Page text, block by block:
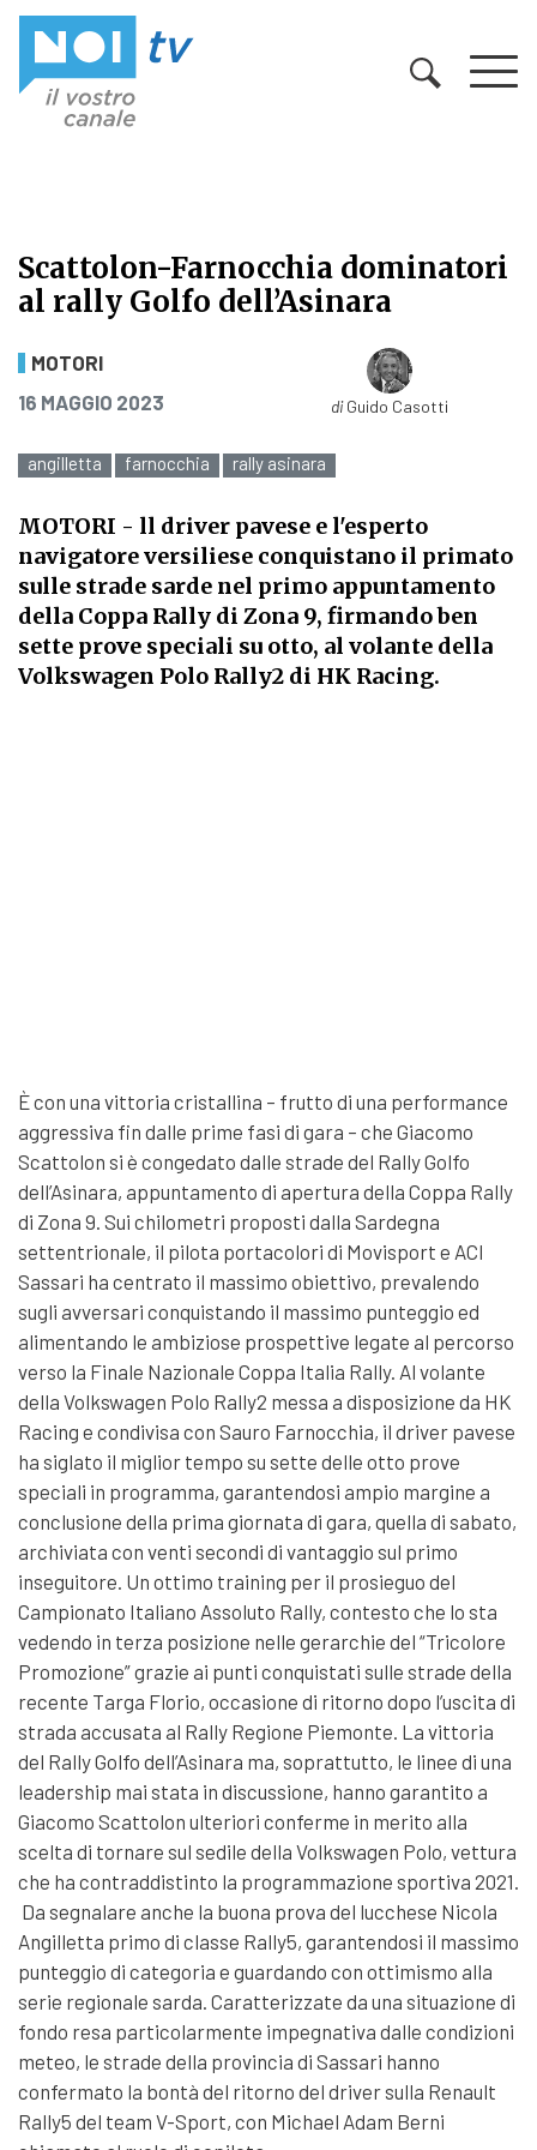
Scattolon-Farnocchia dominatori
al rally Golfo dell’Asinara
Scattolon-Farnocchia dominatori
MOTORI
PUBBLICATO IL
16 MAGGIO 2023 diGuido Casotti
angilletta farnocchia rally asinara
MOTORI - ll driver pavese e l'esperto
navigatore versiliese conquistano il primato
sulle strade sarde nel primo appuntamento
della Coppa Rally di Zona 9, firmando ben
sette prove speciali su otto, al volante della
Volkswagen Polo Rally2 di HK Racing.
È con una vittoria cristallina – frutto di una performance
aggressiva fin dalle prime fasi di gara – che Giacomo
Scattolon si è congedato dalle strade del Rally Golfo
dell’Asinara, appuntamento di apertura della Coppa Rally
di Zona 9. Sui chilometri proposti dalla Sardegna
settentrionale, il pilota portacolori di Movisport e ACI
Sassari ha centrato il massimo obiettivo, prevalendo
sugli avversari conquistando il massimo punteggio ed
alimentando le ambiziose prospettive legate al percorso
verso la Finale Nazionale Coppa Italia Rally. Al volante
della Volkswagen Polo Rally2 messa a disposizione da HK
Racing e condivisa con Sauro Farnocchia, il driver pavese
ha siglato il miglior tempo su sette delle otto prove
speciali in programma, garantendosi ampio margine a
conclusione della prima giornata di gara, quella di sabato,
archiviata con venti secondi di vantaggio sul primo
inseguitore. Un ottimo training per il prosieguo del
Campionato Italiano Assoluto Rally, contesto che lo sta
vedendo in terza posizione nelle gerarchie del “Tricolore
Promozione” grazie ai punti conquistati sulle strade della
recente Targa Florio, occasione di ritorno dopo l’uscita di
strada accusata al Rally Regione Piemonte. La vittoria
del Rally Golfo dell’Asinara ma, soprattutto, le linee di una
leadership mai stata in discussione, hanno garantito a
Giacomo Scattolon ulteriori conferme in merito alla
scelta di tornare sul sedile della Volkswagen Polo, vettura
che ha contraddistinto la programmazione sportiva 2021.
Da segnalare anche la buona prova del lucchese Nicola
Angilletta primo di classe Rally5, garantendosi il massimo
punteggio di categoria e guardando con ottimismo alla
serie regionale sarda. Caratterizzate da una situazione di
fondo resa particolarmente impegnativa dalle condizioni
meteo, le strade della provincia di Sassari hanno
confermato la bontà del ritorno del driver sulla Renault
Rally5 del team V-Sport, con Michael Adam Berni